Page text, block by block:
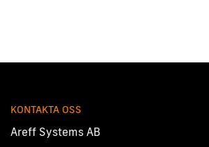
KONTAKTA OSS
Areff Systems AB